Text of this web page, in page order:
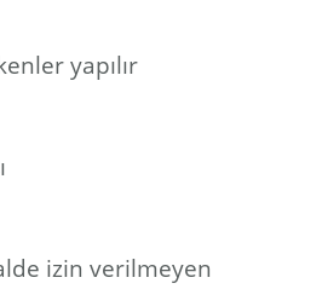
yapılır
izin verilmeyen